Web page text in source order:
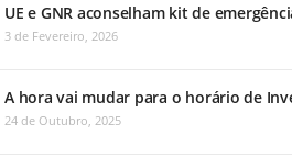
UE e GNR aconselham kit de
3 de Fevereiro, 2026
A hora vai mudar para o horário de
24 de Outubro, 2025